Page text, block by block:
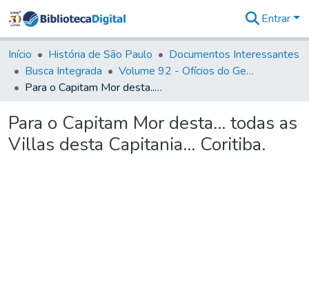
&
Coleções
Tudo na
Biblioteca
Estatísticas
Entrar
Início História de São Paulo
Documentos Interessantes
Busca Integrada
Volume 92 - Ofícios do General D. Luiz aos diversos funcionários da Capitania (1768- 1772)
Para o Capitam Mor desta... todas as Villas desta Capitania... Coritiba.
Para o Capitam Mor desta... todas as
Villas desta Capitania... Coritiba.